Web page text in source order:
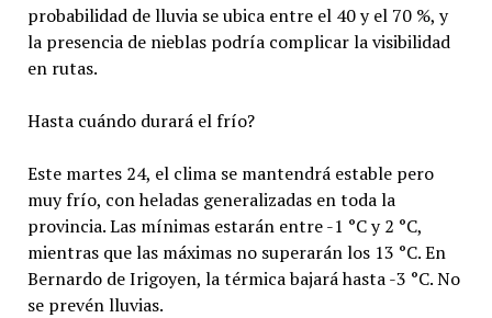
probabilidad de lluvia se ubica entre el 40 y el 70 %, y
la presencia de nieblas podría complicar la visibilidad
en rutas.
Hasta cuándo durará el frío?
Este martes 24, el clima se mantendrá estable pero
muy frío, con heladas generalizadas en toda la
provincia. Las mínimas estarán entre -1 °C y 2 °C,
mientras que las máximas no superarán los 13 °C. En
Bernardo de Irigoyen, la térmica bajará hasta -3 °C. No
se prevén lluvias.